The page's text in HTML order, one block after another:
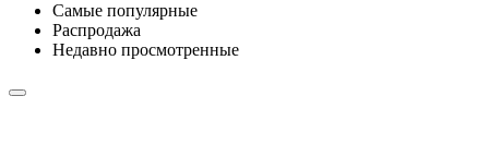
Самые популярные
Распродажа
Недавно просмотренные